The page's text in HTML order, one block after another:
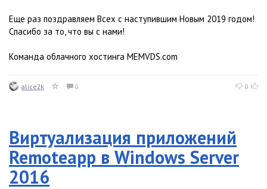
Еще раз поздравляем Всех с наступившим Новым 2019 годом!
Спасибо за то, что вы с нами!
Команда облачного хостинга MEMVDS.com
alice2k 0 0
Виртуализация приложений
Remoteapp в Windows Server
2016